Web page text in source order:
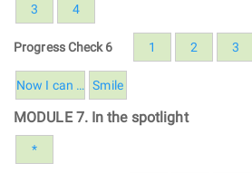
3 4
Progress Check 6 1 2 3
Now I can … Smile
MODULE 7. In the spotlight
*